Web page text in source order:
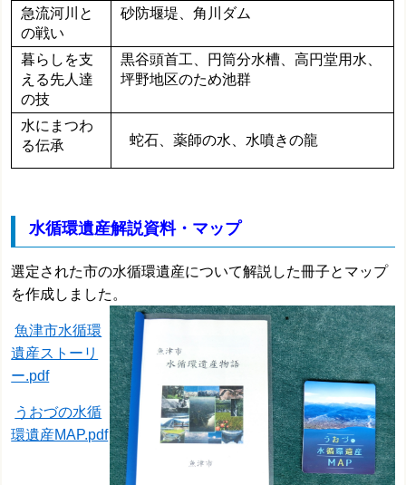
急流河川と
の戦い
砂防堰堤、角川ダム
暮らしを支
える先人達
の技
黒谷頭首工、円筒分水槽、高円堂用水、
坪野地区のため池群
水にまつわ
る伝承
蛇石、薬師の水、水噴きの龍
水循環遺産解説資料・マップ
選定された市の水循環遺産について解説した冊子とマップ
を作成しました。
魚津市水循環
遺産ストーリ
ー.pdf
うおづの水循
環遺産MAP.pdf